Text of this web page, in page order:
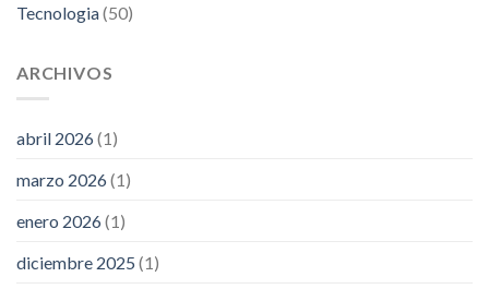
Tecnologia(50)
ARCHIVOS
abril 2026(1)
marzo 2026(1)
enero 2026(1)
diciembre 2025 (1)